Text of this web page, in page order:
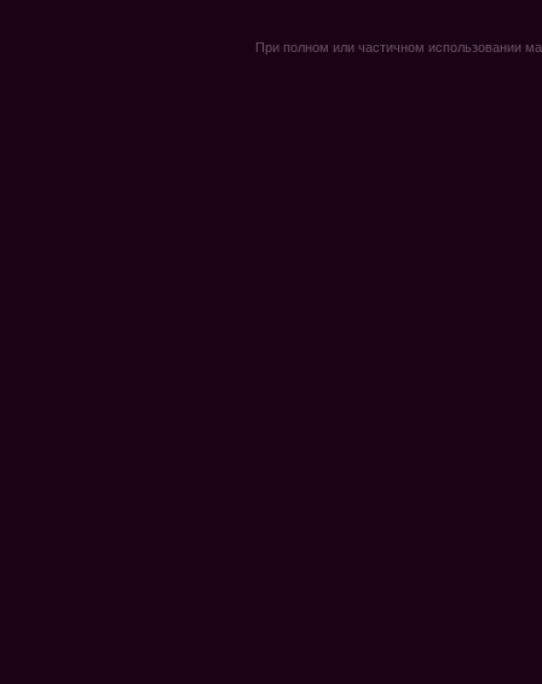
При полном или частичном использовании